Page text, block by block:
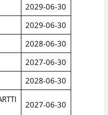
2029-06-30
2029-06-30
2028-06-30
2027-06-30
2028-06-30
2027-06-30